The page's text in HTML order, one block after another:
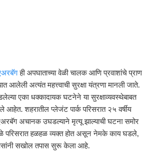
ही अपघाताच्या वेळी चालक आणि प्रवाशांचे प्राण
आलेली अत्यंत महत्त्वाची सुरक्षा यंत्रणा मानली जाते.
एका धक्कादायक घटनेने या सुरक्षाव्यवस्थेबाबत
शहरातील प्लेजंट पार्क परिसरात २५ वर्षीय
एअरबॅग अचानक उघडल्याने मृत्यू झाल्याची घटना समोर
परिसरात हळहळ व्यक्त होत असून नेमके काय घडले,
सखोल तपास सुरू केला आहे.